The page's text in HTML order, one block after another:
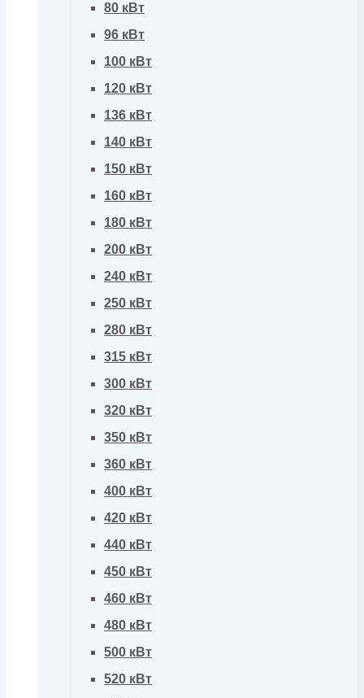
80 кВт
96 кВт
100 кВт
120 кВт
136 кВт
140 кВт
150 кВт
160 кВт
180 кВт
200 кВт
240 кВт
250 кВт
280 кВт
315 кВт
300 кВт
320 кВт
350 кВт
360 кВт
400 кВт
420 кВт
440 кВт
450 кВт
460 кВт
480 кВт
500 кВт
520 кВт